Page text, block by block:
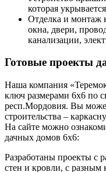
которая
Отделка и монтаж
окна, двери,
канализации,
Готовые проекты
Наша компания
ключ размерами 6х6 по
респ.Мордовия. Вы
строительства –
На сайте можно
дачных домов 6х6:
Разработаны проекты с
стен и кровли, с разным